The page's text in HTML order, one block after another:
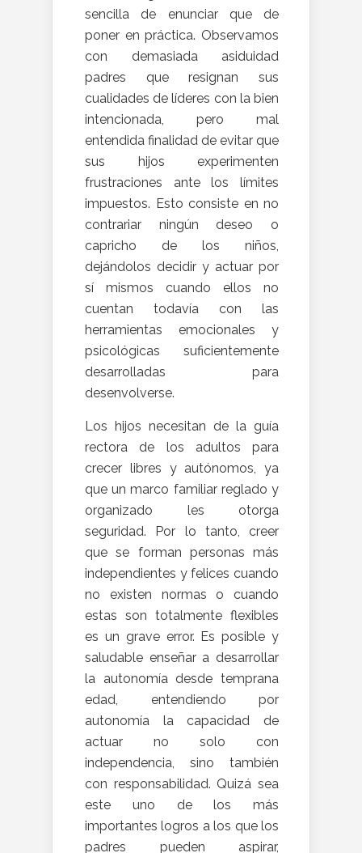
sencilla de enunciar que de
poner en práctica. Observamos
con demasiada asiduidad
padres que resignan sus
cualidades de líderes con la bien
intencionada, pero mal
entendida finalidad de evitar que
sus hijos experimenten
frustraciones ante los límites
impuestos. Esto consiste en no
contrariar ningún deseo o
capricho de los niños,
dejándolos decidir y actuar por
sí mismos cuando ellos no
cuentan todavía con las
herramientas emocionales y
psicológicas suficientemente
desarrolladas para
desenvolverse.
Los hijos necesitan de la guía
rectora de los adultos para
crecer libres y autónomos, ya
que un marco familiar reglado y
organizado les otorga
seguridad. Por lo tanto, creer
que se forman personas más
independientes y felices cuando
no existen normas o cuando
estas son totalmente flexibles
es un grave error. Es posible y
saludable enseñar a desarrollar
la autonomía desde temprana
edad, entendiendo por
autonomía la capacidad de
actuar no solo con
independencia, sino también
con responsabilidad. Quizá sea
este uno de los más
importantes logros a los que los
padres pueden aspirar,